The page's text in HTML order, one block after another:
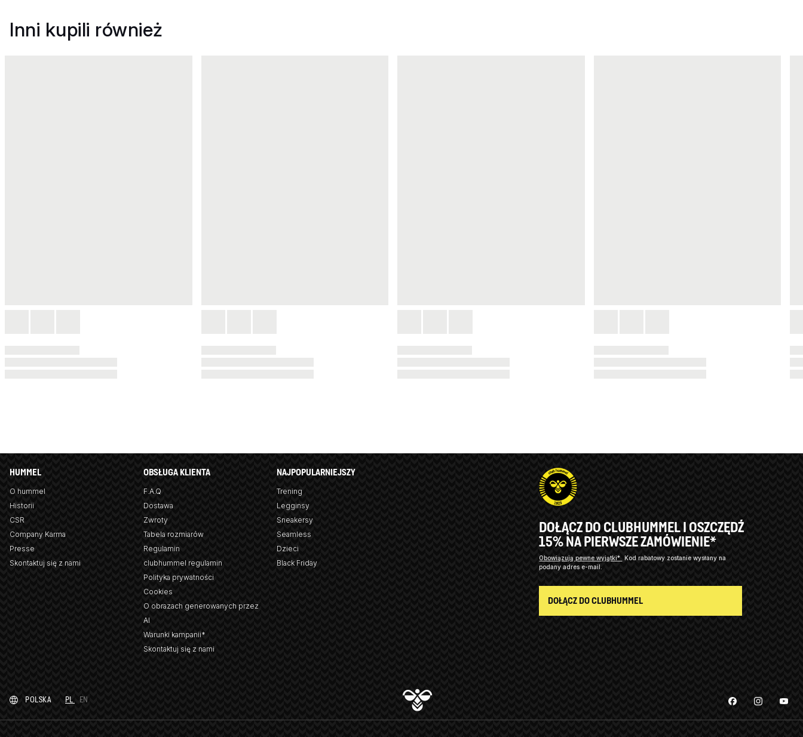
Inni kupili również
HUMMEL
O hummel
Historii
CSR
Company Karma
Presse
Skontaktuj się z nami
OBSŁUGA KLIENTA
F.A.Q
Dostawa
Zwroty
Tabela rozmiarów
Regulamin
clubhummel regulamin
Polityka prywatności
Cookies
O obrazach generowanych przez
AI
Warunki kampanii*
Skontaktuj się z nami
NAJPOPULARNIEJSZY
Trening
Legginsy
Sneakersy
Seamless
Dzieci
Black Friday
DOŁĄCZ DO CLUBHUMMEL I OSZCZĘDŹ
15% NA PIERWSZE ZAMÓWIENIE*
Obowiązują pewne wyjątki*
Kod rabatowy zostanie wysłany na
podany adres e-mail.
DOŁĄCZ DO CLUBHUMMEL
POLSKA PL EN